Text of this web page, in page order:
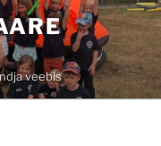
veebis